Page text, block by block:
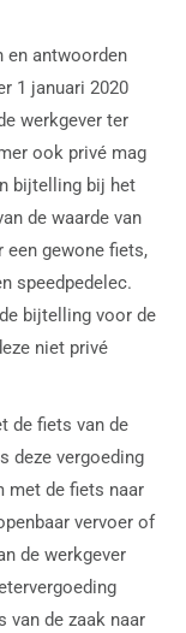
en antwoorden
1 januari 2020
werkgever ter
ook privé mag
bijtelling bij het
de waarde van
een gewone fiets,
speedpedelec.
bijtelling voor de
niet privé
de fiets van de
deze vergoeding
met de fiets naar
vervoer of
de werkgever
van de zaak naar